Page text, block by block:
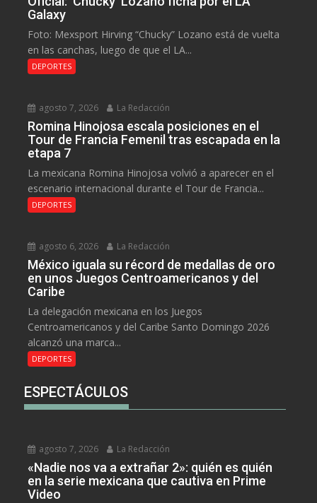
Galaxy
Foto: Mexsport Hirving “Chucky” Lozano está de vuelta
en las canchas, luego de que el LA...
DEPORTES
agosto 7, 2026 La Redacción
Romina Hinojosa escala posiciones en el
Tour de Francia Femenil tras escapada en la
etapa 7
La mexicana Romina Hinojosa volvió a aparecer en el
escenario internacional durante el Tour de Francia...
DEPORTES
agosto 6, 2026 La Redacción
México iguala su récord de medallas de oro
en unos Juegos Centroamericanos y del
Caribe
La delegación mexicana en los Juegos
Centroamericanos y del Caribe Santo Domingo 2026
alcanzó una marca...
DEPORTES
ESPECTÁCULOS
agosto 7, 2026 La Redacción
«Nadie nos va a extrañar 2»: quién es quién
en la serie mexicana que cautiva en Prime
Video